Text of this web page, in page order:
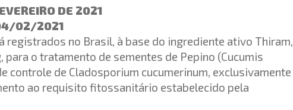
DE 2021
02/2021
registrados no Brasil, à base do ingrediente ativo Thiram,
para o tratamento de sementes de Pepino (Cucumis
controle de Cladosporium cucumerinum, exclusivamente
ao requisito fitossanitário estabelecido pela